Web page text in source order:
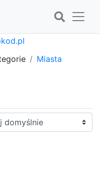
Miasta